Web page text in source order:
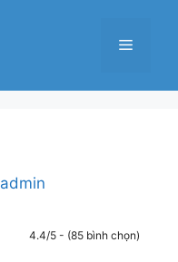
Menu
admin
4.4/5 - (85 bình chọn)